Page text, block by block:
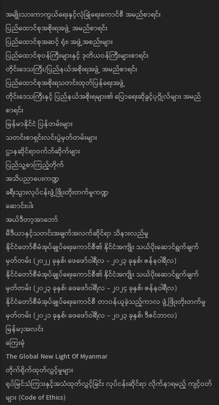
အမျိုးသားကာကွယ်ရေးနှင့်လုံခြုံရေးကောင်စီ အမည်စာရင်း
ပြည်ထောင်စုအစိုးရအဖွဲ့ အမည်စာရင်း
ပြည်ထောင်စုအဆင့် ရုံး၊ အဖွဲ့အစည်းများ
ပြည်ထောင်စုဝန်ကြီးများနှင့် ဒုတိယဝန်ကြီးများစာရင်း
တိုင်းဒေသကြီး/ပြည်နယ်အစိုးရအဖွဲ့ အမည်စာရင်း
ပြည်ထောင်စုအစိုးရသတင်းထုတ်ပြန်ရေးအဖွဲ့
တိုင်းဒေသကြီးနှင့် ပြည်နယ်အစိုးရများ၏ ပြောရေးဆိုခွင့်ပုဂ္ဂိုလ်များ အမည်
စာရင်း
မြန်မာနိုင်ငံ ပြန်တမ်းများ
သတင်းစာရှင်းလင်းပွဲမှတ်တမ်းများ
ဌာနဆိုင်ရာဝက်ဘ်ဆိုက်များ
ပြည်သူ့စာကြည့်တိုက်
အသိပညာပေးကဏ္ဍ
ခရီးသွားလုပ်ငန်းဖွံ့ဖြိုးတိုးတက်မှုကဏ္ဍ
ဆောင်းပါး
အယ်ဒီတာ့အာဘော်
မီဒီယာနှင့်သတင်းအချက်အလက်ဆိုင်ရာ သိနားလည်မှု
နိုင်ငံတော်စီမံအုပ်ချုပ်ရေးကောင်စီ၏ နိုင်ငံအကျိုး သယ်ပိုးဆောင်ရွက်ချက်
မှတ်တမ်း (၂၀၂၂ ခုနှစ်၊ ဖေဖော်ဝါရီလ - ၂၀၂၃ ခုနှစ်၊ ဇန်နဝါရီလ)
နိုင်ငံတော်စီမံအုပ်ချုပ်ရေးကောင်စီ၏ နိုင်ငံအကျိုး သယ်ပိုးဆောင်ရွက်ချက်
မှတ်တမ်း (၂၀၂၃ ခုနှစ်၊ ဖေဖော်ဝါရီလ - ၂၀၂၄ ခုနှစ်၊ ဇန်နဝါရီလ)
နိုင်ငံတော်စီမံအုပ်ချုပ်ရေးကောင်စီ တာဝန်ယူခဲ့သည့်ကာလ ဖွံ့ဖြိုးတိုးတက်မှု
မှတ်တမ်း (၂၀၂၁ ခုနှစ်၊ ဖေဖော်ဝါရီလ - ၂၀၂၃ ခုနှစ်၊ ဒီဇင်ဘာလ)
မြန်မာ့အလင်း
ကြေးမုံ
The Global New Light Of Myanmar
တိုက်ရိုက်ထုတ်လွှင့်မှုများ
ရုပ်မြင်သံကြားနှင့်အသံထုတ်လွှင့်ခြင်း လုပ်ငန်းဆိုင်ရာ လိုက်နာရမည့် ကျင့်ဝတ်
များ (Code of Ethics)